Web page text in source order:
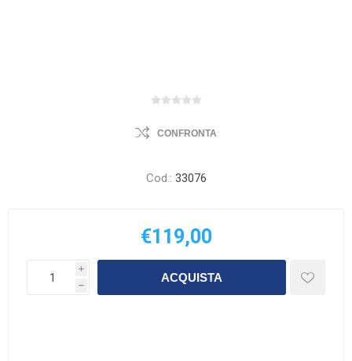
CONFRONTA
Cod.: 33076
€119,00
i
h
ACQUISTA